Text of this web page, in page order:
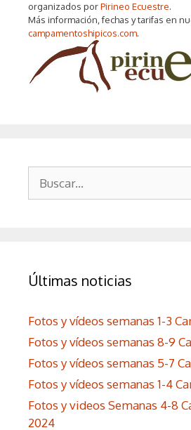
organizados porPirineo Ecuestre.
Más información, fechas y tarifas en
campamentoshipicos.com.
Últimas noticias
Fotos y vídeos semanas 1-3
Fotos y vídeos semanas 8-9
Fotos y vídeos semanas 5-7
Fotos y vídeos semanas 1-4
Fotos y videos Semanas 4-8
2024